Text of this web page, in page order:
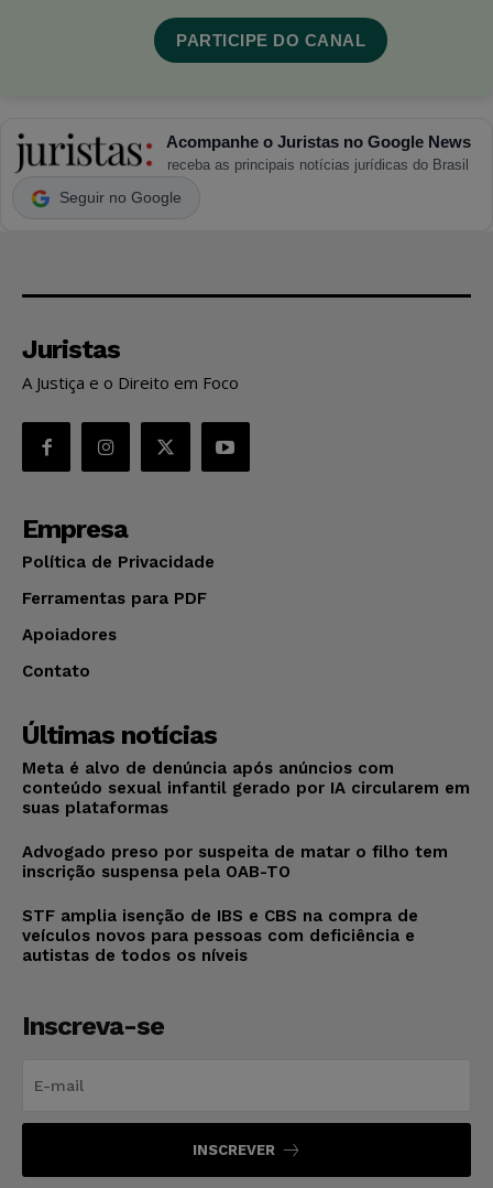
PARTICIPE DO CANAL
Acompanhe o Juristas no Google News
receba as principais notícias jurídicas do Brasil
Seguir no Google
Juristas
A Justiça e o Direito em Foco
Empresa
Política de Privacidade
Ferramentas para PDF
Apoiadores
Contato
Últimas notícias
Meta é alvo de denúncia após anúncios com
conteúdo sexual infantil gerado por IA circularem em
suas plataformas
Advogado preso por suspeita de matar o filho tem
inscrição suspensa pela OAB-TO
STF amplia isenção de IBS e CBS na compra de
veículos novos para pessoas com deficiência e
autistas de todos os níveis
Inscreva-se
INSCREVER